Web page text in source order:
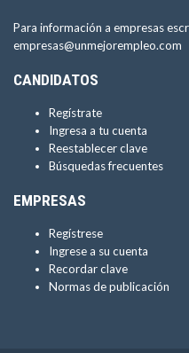
Para información a empresas
empresas@unmejorempleo.com
CANDIDATOS
Regístrate
Ingresa a tu cuenta
Reestablecer clave
Búsquedas frecuentes
EMPRESAS
Regístrese
Ingrese a su cuenta
Recordar clave
Normas de publicación